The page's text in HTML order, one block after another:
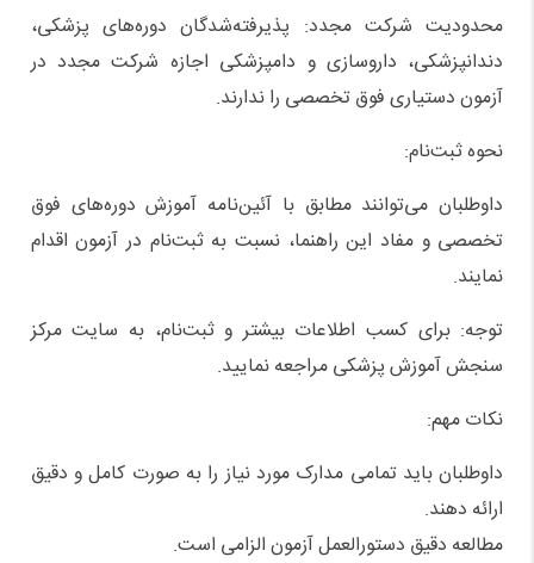
محدودیت شرکت مجدد: پذیرفته‌شدگان دوره‌های پزشکی،
دندانپزشکی، داروسازی و دامپزشکی اجازه شرکت مجدد در
آزمون دستیاری فوق تخصصی را ندارند.
نحوه ثبت‌نام:
داوطلبان می‌توانند مطابق با آئین‌نامه آموزش دوره‌های فوق
تخصصی و مفاد این راهنما، نسبت به ثبت‌نام در آزمون اقدام
نمایند.
توجه: برای کسب اطلاعات بیشتر و ثبت‌نام، به سایت مرکز
سنجش آموزش پزشکی مراجعه نمایید.
نکات مهم:
داوطلبان باید تمامی مدارک مورد نیاز را به صورت کامل و دقیق
ارائه دهند.
مطالعه دقیق دستورالعمل آزمون الزامی است.